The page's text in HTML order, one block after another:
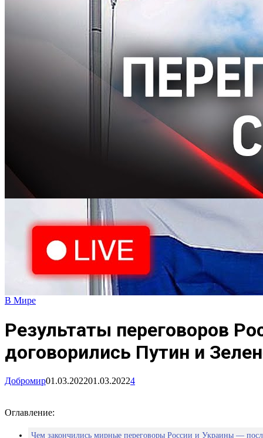
В Мире
Результаты переговоров
договорились Путин и
Добромир01.03.202201.03.20224
Оглавление:
Чем закончились мирные переговоры России и Украины —